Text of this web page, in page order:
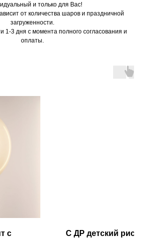
и только для Вас!
от количества шаров и праздничной
загруженности.
1-3 дня с момента полного согласования и
оплаты.
с
С ДР детский